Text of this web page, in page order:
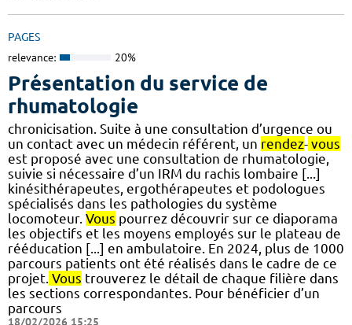
PAGES
relevance: 20%
Présentation du service de
rhumatologie
chronicisation. Suite à une consultation d’urgence ou
un contact avec un médecin référent, un rendez- vous
est proposé avec une consultation de rhumatologie,
suivie si nécessaire d’un IRM du rachis lombaire [...]
kinésithérapeutes, ergothérapeutes et podologues
spécialisés dans les pathologies du système
locomoteur. Vous pourrez découvrir sur ce diaporama
les objectifs et les moyens employés sur le plateau de
rééducation [...] en ambulatoire. En 2024, plus de 1000
parcours patients ont été réalisés dans le cadre de ce
projet. Vous trouverez le détail de chaque filière dans
les sections correspondantes. Pour bénéficier d’un
parcours
18/02/2026 15:25